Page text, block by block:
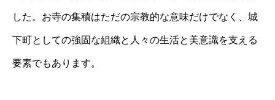
した。お寺の集積はただの宗教的な意味だけでなく、城
下町としての強固な組織と人々の生活と美意識を支える
要素でもあります。